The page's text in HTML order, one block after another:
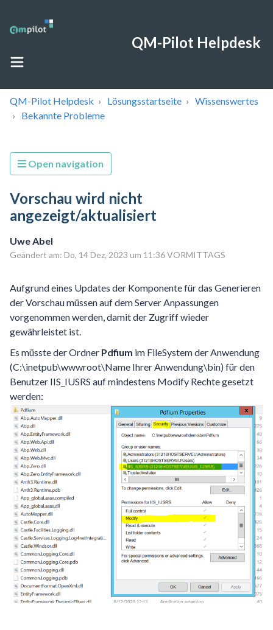
QM-Pilot Helpdesk
QM-Pilot Helpdesk Lösungsstartseite
Wissenswertes
Bekannte Probleme
Open navigation
Vorschau wird nicht
angezeigt/aktualisiert
Uwe Abel
Geändert am: Do, 14 Dez, 2023 um 11:36 VORMITTAGS
Aufgrund eines Updates der Komponente für das Generieren
der Vorschau müssen auf dem Server Anpassungen
vorgenommen werden, damit der Zugriff wieder
gewährleistet ist.
Es müsste der Ordner Pdfium im FileSystem der Anwendung
(C:\inetpub\wwwroot\Name Ihrer Anwendung\bin) für den
Benutzer IIS_IUSRS auf mindestens Modify Rechte gesetzt
werden: